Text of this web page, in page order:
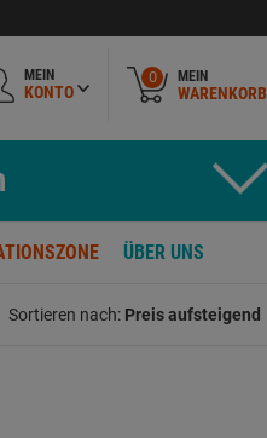
MEIN
KONTO
0 MEIN
WARENKORB
ÜBER UNS
Sortieren nach: Preis aufsteigend